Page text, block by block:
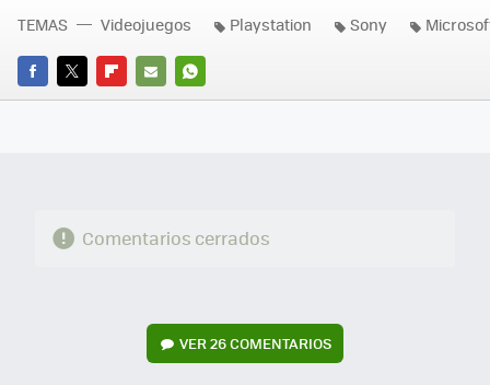
FACEBOOK
TWITTERFLIPBOARD
E-
WHATSAPP
TEMAS Videojuegos Playstation Sony
Comentarios cerrados
VER26 COMENTARIOS